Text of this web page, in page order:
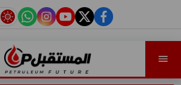
facebook
twitter
youtube
instagram
tiktok